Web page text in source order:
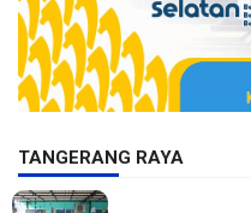
TANGERANG RAYA